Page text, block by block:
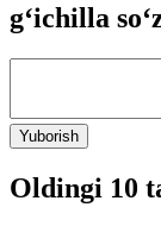
g‘ichilla
Yuborish
Oldingi 10